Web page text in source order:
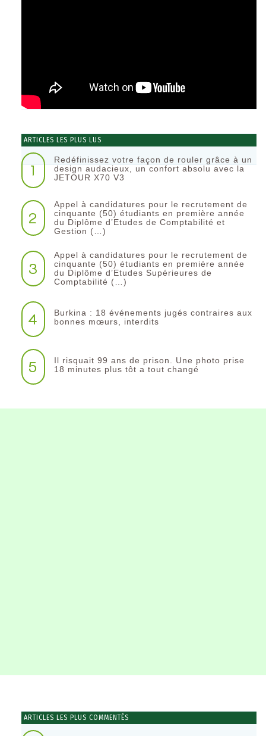
ARTICLES LES PLUS LUS
1
Redéfinissez votre façon de rouler grâce à un
design audacieux, un confort absolu avec la
JETOUR X70 V3
2
Appel à candidatures pour le recrutement de
cinquante (50) étudiants en première année
du Diplôme d’Etudes de Comptabilité et
Gestion (…)
3
Appel à candidatures pour le recrutement de
cinquante (50) étudiants en première année
du Diplôme d’Etudes Supérieures de
Comptabilité (…)
4
Burkina : 18 événements jugés contraires aux
bonnes mœurs, interdits
5
Il risquait 99 ans de prison. Une photo prise
18 minutes plus tôt a tout changé
ARTICLES LES PLUS COMMENTÉS